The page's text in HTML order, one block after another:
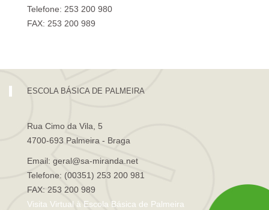
Telefone: 253 200 980
FAX: 253 200 989
ESCOLA BÁSICA DE PALMEIRA
Rua Cimo da Vila, 5
4700-693 Palmeira - Braga
Email: geral@sa-miranda.net
Telefone: (00351) 253 200 981
FAX: 253 200 989
Visita Virtual à Escola Básica de Palmeira